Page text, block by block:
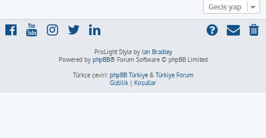
Geçiş yap
ProLight Style by Ian Bradley
Powered by phpBB® Forum Software © phpBB Limited
Türkçe çeviri: phpBB Türkiye& Türkiye Forum
Gizlilik | Koşullar